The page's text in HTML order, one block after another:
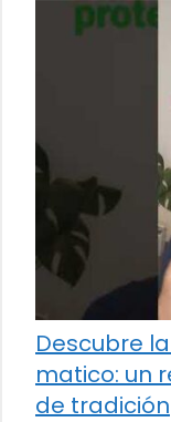
Descubre
matico: un
de tradición